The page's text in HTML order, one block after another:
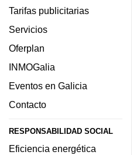
Tarifas publicitarias
Servicios
Oferplan
INMOGalia
Eventos en Galicia
Contacto
RESPONSABILIDAD SOCIAL
Eficiencia energética